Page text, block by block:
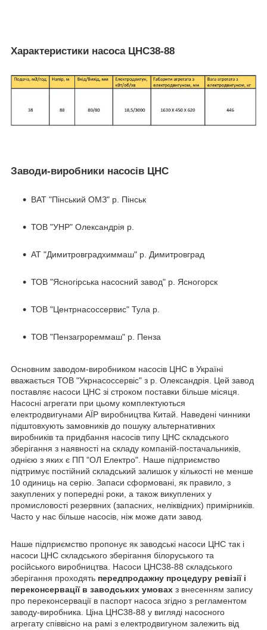
Характеристики насоса ЦНС38-88
Заводи-виробники насосів ЦНС
ВАТ "Пінський ОМЗ" р. Пінськ
ТОВ "УНР" Олександрія р.
АТ "Димитровградхиммаш" р. Димитровград
ТОВ "Ясногірська насосний завод" р. Ясногорск
ТОВ "Центрнасоссервис" Тула р.
ТОВ "Пензагрореммаш" р. Пенза
Основним заводом-виробником насосів ЦНС в Україні
вважається ТОВ "Укрнасоссервіс" з р. Олександрія. Цей завод
поставляє насоси ЦНС зі строком поставки більше місяця.
Насосні агрегати при цьому комплектуються
електродвигунами АЇР виробництва Китай. Наведені чинники
підштовхують замовників до пошуку альтернативних
виробників та придбання насосів типу ЦНС складського
зберігання з наявності на складу компаній-постачальників,
однією з яких є ПП "ОЛ Електро". Наше підприємство
підтримує постійний складський залишок у кількості не менше
10 одиниць на серію. Запаси сформовані, як правило, з
закуплених у попередні роки, а також викуплених у
промисловості резервних (запасних, неліквідних) примірників.
Часто у нас більше насосів, ніж може дати завод.
Наше підприємство пропонує як заводські насоси ЦНС так і
насоси ЦНС складського зберігання білоруського та
російського виробництва. Насоси ЦНС38-88 складського
зберігання проходять передпродажну процедуру ревізії і
переконсервації в заводських умовах з внесенням запису
про переконсервації в паспорт насоса згідно з регламентом
заводу-виробника. Ціна ЦНС38-88 у вигляді насосного
агрегату співвісно на рамі з електродвигуном залежить від